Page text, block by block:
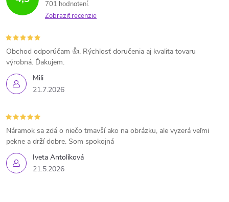
701 hodnotení
Zobraziť recenzie
Mili
21.7.2026
Obchod odporúčam 👍. Rýchlosť doručenia aj kvalita tovaru
výrobná. Ďakujem.
Iveta Antolíková
21.5.2026
Náramok sa zdá o niečo tmavší ako na obrázku, ale vyzerá veľmi
pekne a drží dobre. Som spokojná